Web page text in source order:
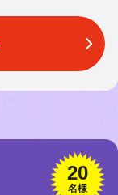
20
名様